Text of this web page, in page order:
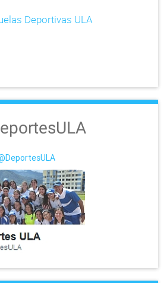
Deportivas ULA